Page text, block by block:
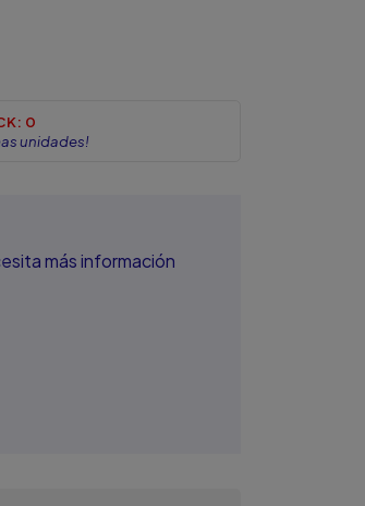
0
unidades!
más información